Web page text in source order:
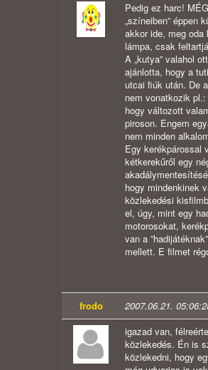
Pedig ez harc!
„színeiben” éppen
akkor ide, meg oda
lámpa, csak
A „kutya” valahol
ajánlotta, hogy a
utcai fiúk után. De
nem vonatkozik
hogy változott
piroson. Engem
nem minden
Egy kerékpárossal
kétkerekűről egy
hogy mindenkinek
közlekedési
el, úgy, mint egy
motorosokat,
van a
mellett. E filmet
frodo 2007.06.21.
igazad van,
közlekedés. Én is
közlekedni, hogy